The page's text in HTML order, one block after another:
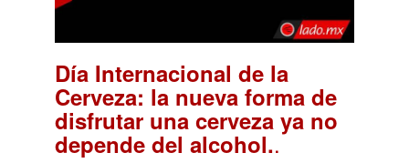
Día Internacional de la
Cerveza: la nueva forma de
disfrutar una cerveza ya no
depende del alcohol..